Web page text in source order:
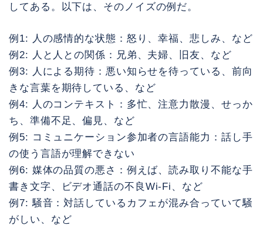
してある。以下は、そのノイズの例だ。
例1: 人の感情的な状態：怒り、幸福、悲しみ、など
例2: 人と人との関係：兄弟、夫婦、旧友、など
例3: 人による期待：悪い知らせを待っている、前向
きな言葉を期待している、など
例4: 人のコンテキスト：多忙、注意力散漫、せっか
ち、準備不足、偏見、など
例5: コミュニケーション参加者の言語能力：話し手
の使う言語が理解できない
例6: 媒体の品質の悪さ：例えば、読み取り不能な手
書き文字、ビデオ通話の不良Wi-Fi、など
例7: 騒音：対話しているカフェが混み合っていて騒
がしい、など